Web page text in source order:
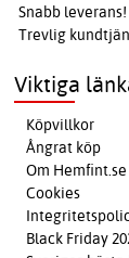
Snabb leverans!
Trevlig
Viktiga
Köpvillkor
Ångrat köp
Om Hemfint.se
Cookies
Black Friday